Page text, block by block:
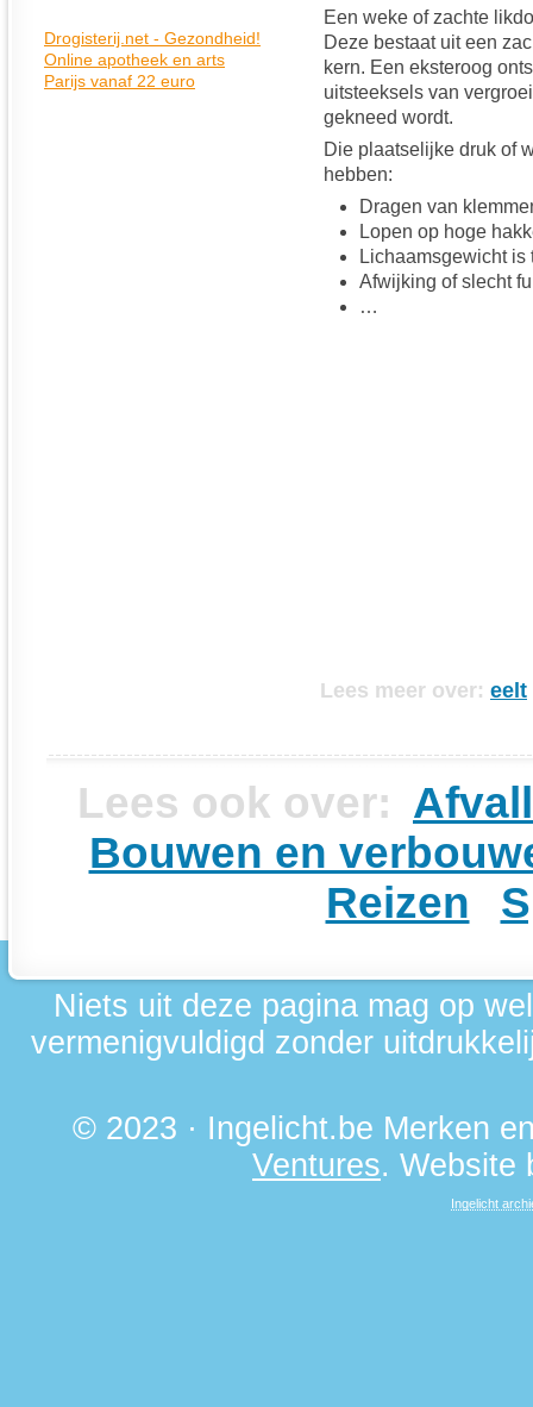
Een weke of zachte
Deze bestaat uit een
kern. Een eksteroog
uitsteeksels van
gekneed wordt.
Die plaatselijke druk of
hebben:
Dragen van
Lopen op hoge
Lichaamsgewicht is
Afwijking of slecht
…
Lees meer over: eelt
Lees ook over:
Bouwen en
Reizen
Niets uit deze pagina mag op
vermenigvuldigd zonder
© 2023 · Ingelicht.be Merken
Ventures. Website
Ingelicht